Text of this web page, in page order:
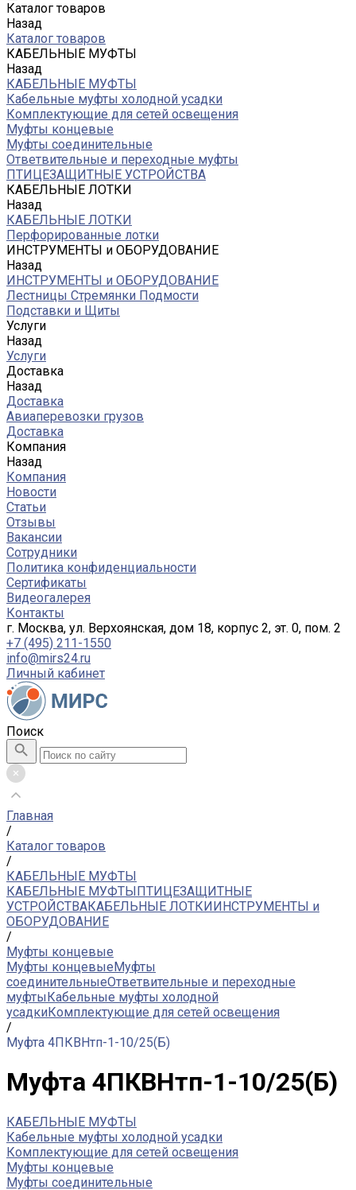
Каталог товаров
Назад
Каталог товаров
КАБЕЛЬНЫЕ МУФТЫ
Назад
КАБЕЛЬНЫЕ МУФТЫ
Кабельные муфты холодной усадки
Комплектующие для сетей освещения
Муфты концевые
Муфты соединительные
Ответвительные и переходные муфты
ПТИЦЕЗАЩИТНЫЕ УСТРОЙСТВА
КАБЕЛЬНЫЕ ЛОТКИ
Назад
КАБЕЛЬНЫЕ ЛОТКИ
Перфорированные лотки
ИНСТРУМЕНТЫ и ОБОРУДОВАНИЕ
Назад
ИНСТРУМЕНТЫ и ОБОРУДОВАНИЕ
Лестницы Стремянки Подмости
Подставки и Щиты
Услуги
Назад
Услуги
Доставка
Назад
Доставка
Авиаперевозки грузов
Доставка
Компания
Назад
Компания
Новости
Статьи
Отзывы
Вакансии
Сотрудники
Политика конфиденциальности
Сертификаты
Видеогалерея
Контакты
г. Москва, ул. Верхоянская, дом 18, корпус 2, эт. 0, пом. 2
+7 (495) 211-1550
info@mirs24.ru
Личный кабинет
Поиск
Главная
/
Каталог товаров
/
КАБЕЛЬНЫЕ МУФТЫ
КАБЕЛЬНЫЕ МУФТЫПТИЦЕЗАЩИТНЫЕ
УСТРОЙСТВАКАБЕЛЬНЫЕ ЛОТКИИНСТРУМЕНТЫ и
ОБОРУДОВАНИЕ
/
Муфты концевые
Муфты концевыеМуфты
соединительныеОтветвительные и переходные
муфтыКабельные муфты холодной
усадкиКомплектующие для сетей освещения
/
Муфта 4ПКВНтп-1-10/25(Б)
Муфта 4ПКВНтп-1-10/25(Б)
КАБЕЛЬНЫЕ МУФТЫ
Кабельные муфты холодной усадки
Комплектующие для сетей освещения
Муфты концевые
Муфты соединительные